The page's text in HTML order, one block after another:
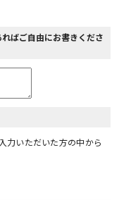
ばご自由にお書きくださ
力いただいた方の中から